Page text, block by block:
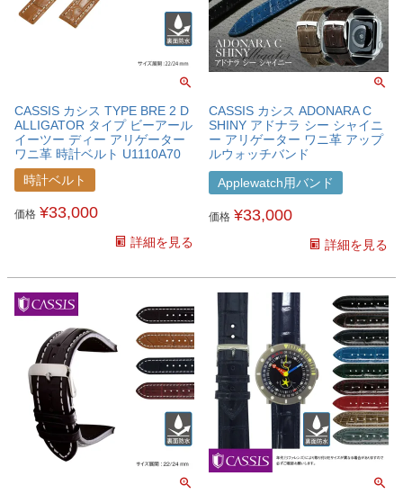
CASSIS カシス TYPE BRE 2 D
ALLIGATOR タイプ ビーアール
イーツー ディー アリゲーター
ワニ革 時計ベルト U1110A70
時計ベルト
価格 ¥33,000
詳細を見る
CASSIS カシス ADONARA C
SHINY アドナラ シー シャイニ
ー アリゲーター ワニ革 アップ
ルウォッチバンド
U0036B68APO
Applewatch用バンド
価格 ¥33,000
詳細を見る